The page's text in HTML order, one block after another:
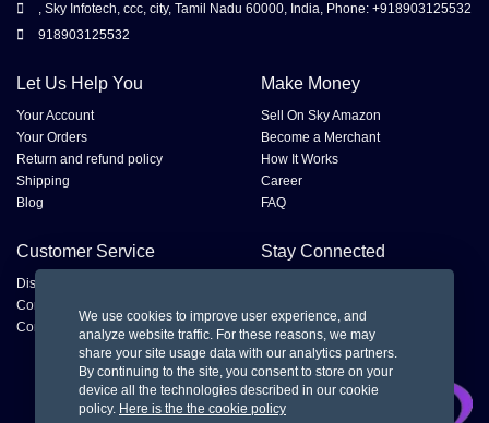
, Sky Infotech, ccc, city, Tamil Nadu 60000, India, Phone: +918903125532
918903125532
Let Us Help You
Your Account
Your Orders
Return and refund policy
Shipping
Blog
Make Money
Sell On Sky Amazon
Become a Merchant
How It Works
Career
FAQ
Customer Service
Disputes
Contact Seller
Contact us
Stay Connected
We use cookies to improve user experience, and
analyze website traffic. For these reasons, we may
share your site usage data with our analytics partners.
By continuing to the site, you consent to store on your
device all the technologies described in our cookie
policy. Here is the the cookie policy